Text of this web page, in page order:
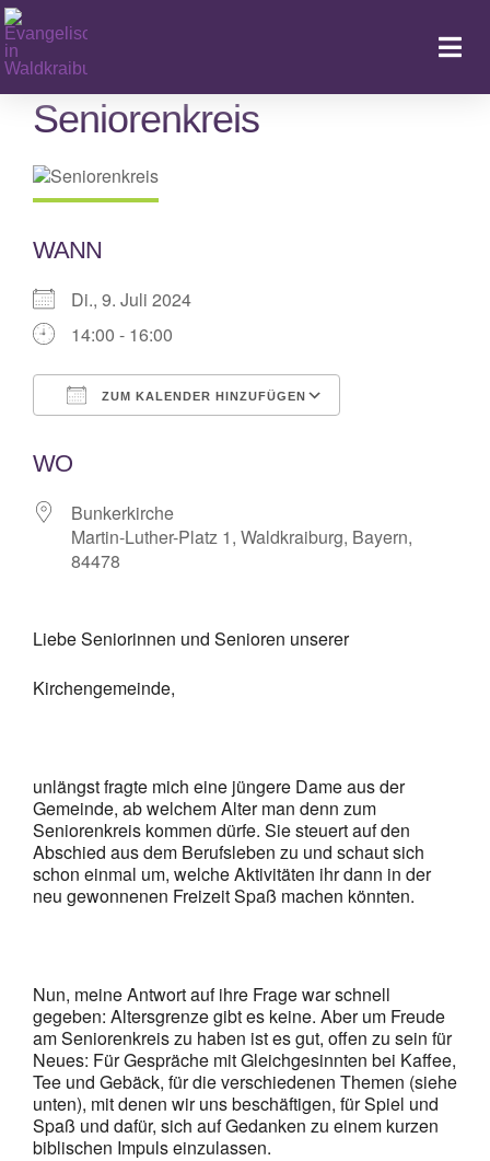
Zum
Inhalt
springen
Seniorenkreis
WANN
Di., 9. Juli 2024
14:00 - 16:00
ZUM KALENDER HINZUFÜGEN
WO
Bunkerkirche
Martin-Luther-Platz 1, Waldkraiburg, Bayern,
84478
Liebe Seniorinnen und Senioren unserer
Kirchengemeinde,
unlängst fragte mich eine jüngere Dame aus der
Gemeinde, ab welchem Alter man denn zum
Seniorenkreis kommen dürfe. Sie steuert auf den
Abschied aus dem Berufsleben zu und schaut sich
schon einmal um, welche Aktivitäten ihr dann in der
neu gewonnenen Freizeit Spaß machen könnten.
Nun, meine Antwort auf ihre Frage war schnell
gegeben: Altersgrenze gibt es keine. Aber um Freude
am Seniorenkreis zu haben ist es gut, offen zu sein für
Neues: Für Gespräche mit Gleichgesinnten bei Kaffee,
Tee und Gebäck, für die verschiedenen Themen (siehe
unten), mit denen wir uns beschäftigen, für Spiel und
Spaß und dafür, sich auf Gedanken zu einem kurzen
biblischen Impuls einzulassen.